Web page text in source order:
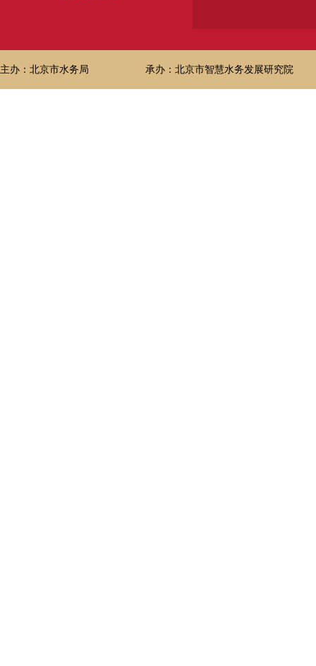
主办：北京市水务局 承办：北京市智慧水务发展研究院